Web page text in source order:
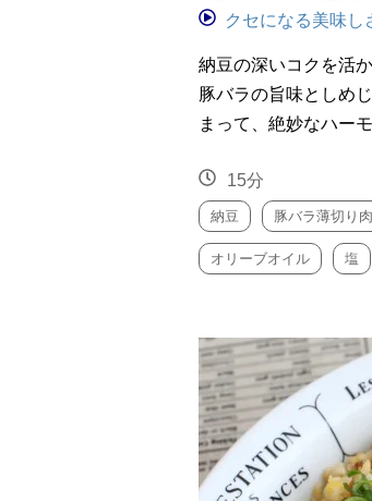
クセになる美味し
納豆の深いコクを活
豚バラの旨味としめ
まって、絶妙なハー
15分
納豆 豚バラ薄切り肉
オリーブオイル 塩